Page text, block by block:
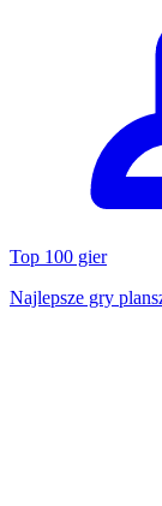
Top 100 gier
Najlepsze gry